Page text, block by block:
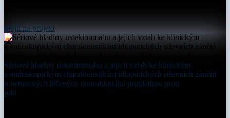
přejít na projekt
Sériové hladiny ustekinumabu a jejich vztah ke klinickým
a endoskopickým charakteristikám idiopatických střevních zánětů
u nemocných léčených monoklonální protilátkou proti
p40